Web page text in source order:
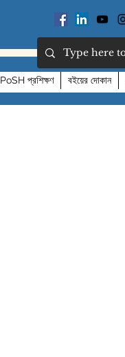
PoSH প্রশিক্ষণ বইয়ের দোকান